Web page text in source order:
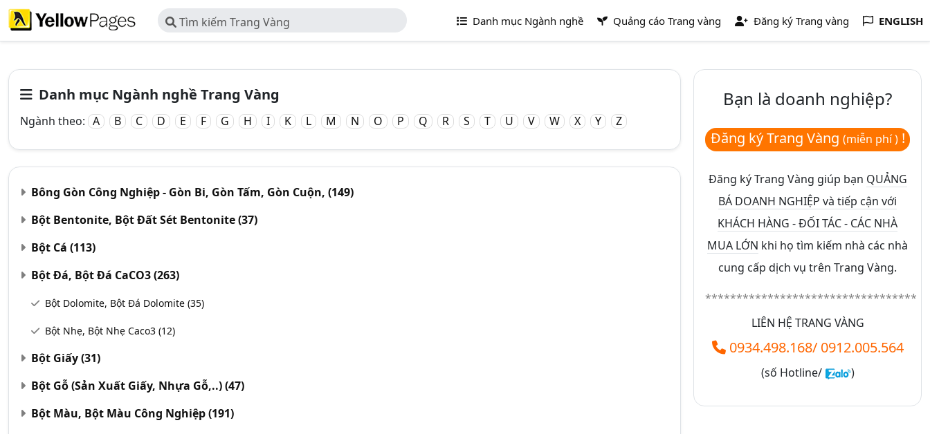
Tìm kiếm Trang Vàng Danh mục Ngành nghề Quảng cáo Trang vàng Đăng ký Trang vàng ENGLISH
Danh mục Ngành nghề Trang Vàng
Ngành theo: A B C D E F G H I K L M N O P Q R S T U V W X Y Z
Bông Gòn Công Nghiệp - Gòn Bi, Gòn Tấm, Gòn Cuộn, (149)
Bột Bentonite, Bột Đất Sét Bentonite(37)
Bột Cá (113)
Bột Đá, Bột Đá CaCO3(263)
Bột Dolomite, Bột Đá Dolomite (35)
Bột Nhẹ, Bột Nhẹ Caco3 (12)
Bột Giấy(31)
Bột Gỗ (Sản Xuất Giấy, Nhựa Gỗ,..)(47)
Bột Màu, Bột Màu Công Nghiệp(191)
Bạn là doanh nghiệp?
Đăng ký Trang Vàng (miễn phí )!
Đăng ký Trang Vàng giúp bạn QUẢNG
BÁ DOANH NGHIỆP và tiếp cận với
KHÁCH HÀNG - ĐỐI TÁC - CÁC NHÀ
MUA LỚN khi họ tìm kiếm nhà các nhà
cung cấp dịch vụ trên Trang Vàng.
**********************************
LIÊN HỆ TRANG VÀNG
0934.498.168/ 0912.005.564
(số Hotline/ )